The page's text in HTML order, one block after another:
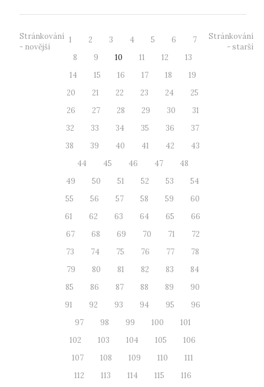
Stránkování
- novější
1 2 3 4 5 6
7
8
9 10 11 12
13
14
15 16 17 18
19
20
21 22 23 24
25
26
27 28 29 30
31
32
33 34 35 36
37
38
39 40 41 42
43
44
45 46 47
48
49
50 51 52 53
54
55
56 57 58 59
60
61
62 63 64 65
66
67
68 69 70 71
72
73
74 75 76 77
78
79
80 81 82 83
84
85
86 87 88 89
90
91
92 93 94 95
96
97
98 99 100
101
102
103 104 105
106
107
108 109 110
111
112
113 114 115
116
Stránkování
- starší